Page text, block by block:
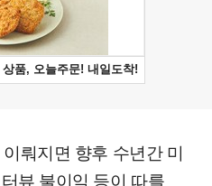
뤄지면 향후 수년간 미
뷰 불이익 등이 따를